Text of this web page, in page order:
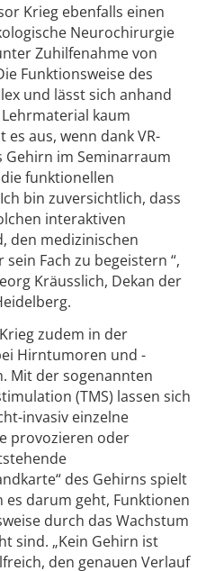
Krieg ebenfalls einen
Neurochirurgie
Zuhilfenahme von
Funktionsweise des
und lässt sich anhand
kaum
aus, wenn dank VR-
im Seminarraum
funktionellen
bin zuversichtlich, dass
interaktiven
den medizinischen
Fach zu begeistern “,
Kräusslich, Dekan der
zudem in der
Hirntumoren und -
Mit der sogenannten
(TMS) lassen sich
invasiv einzelne
provozieren oder
des Gehirns spielt
es darum geht, Funktionen
durch das Wachstum
sind. „Kein Gehirn ist
den genauen Verlauf